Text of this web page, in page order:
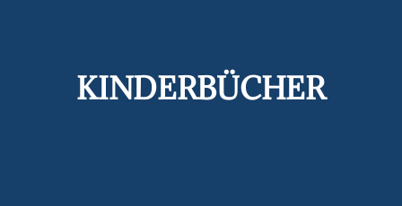
KINDERBÜCHER